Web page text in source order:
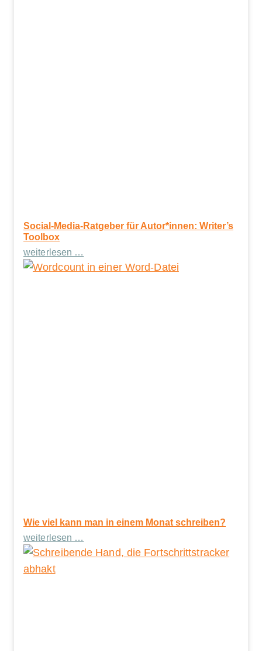
Social-Media-Ratgeber für Autor*innen: Writer’s
Toolbox
weiterlesen …
Wie viel kann man in einem Monat schreiben?
weiterlesen …